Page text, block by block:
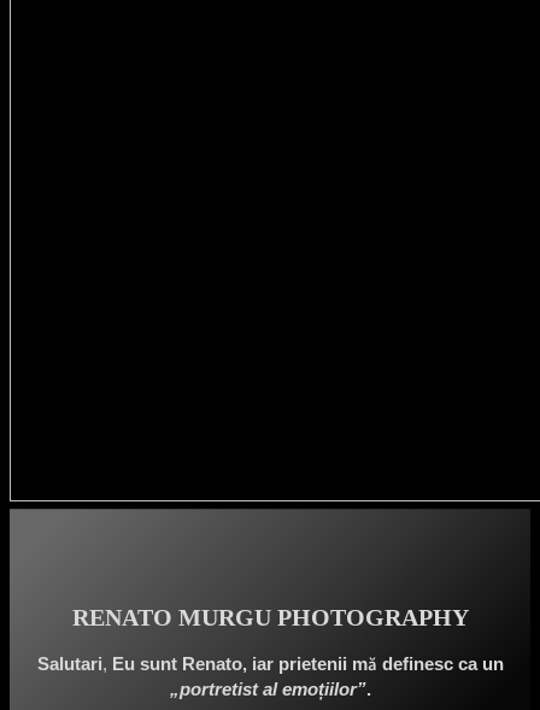
RENATO MURGU PHOTOGRAPHY
Salutari, Eu sunt Renato, iar prietenii mă definesc ca un
„portretist al emoțiilor”.